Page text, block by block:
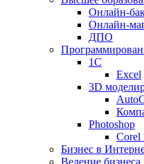
Онлайн-
Онлайн-
ДПО
1С
Excel
3D
Photoshop
Corel
Бизнес в
Ведение бизнеса